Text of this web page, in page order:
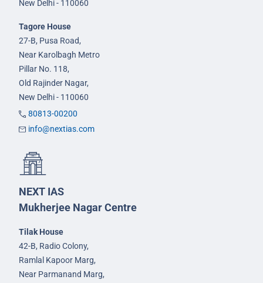
New Delhi - 110060
Tagore House
27-B, Pusa Road,
Near Karolbagh Metro
Pillar No. 118,
Old Rajinder Nagar,
New Delhi - 110060
80813-00200
info@nextias.com
NEXT IAS
Mukherjee Nagar Centre
Tilak House
42-B, Radio Colony,
Ramlal Kapoor Marg,
Near Parmanand Marg,